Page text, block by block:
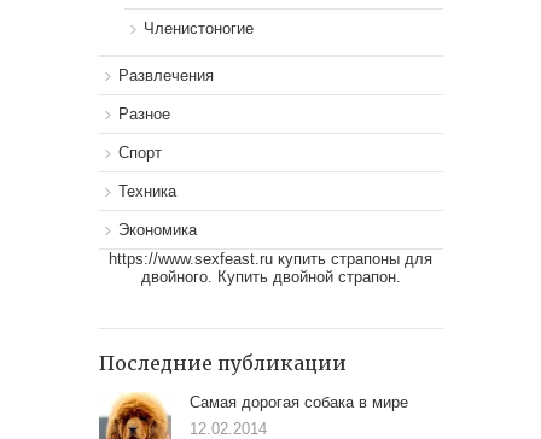
Членистоногие
Развлечения
Разное
Спорт
Техника
Экономика
https://www.sexfeast.ru купить страпоны для
двойного. Купить двойной страпон.
Последние публикации
Самая дорогая собака в мире
12.02.2014